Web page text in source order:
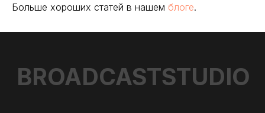
Больше хороших статей в нашем блоге.